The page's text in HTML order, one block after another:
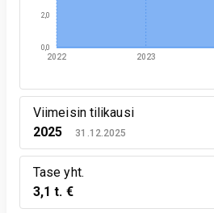
2022 2023
0,0
2,0
Viimeisin tilikausi
2025
31.12.2025
Tase yht.
3,1 t. €